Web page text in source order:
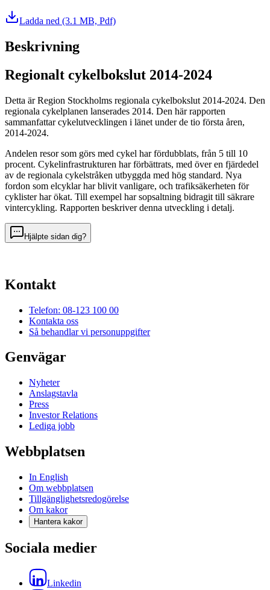
Ladda ned (3.1 MB, Pdf)
Beskrivning
Regionalt cykelbokslut 2014-2024
Detta är Region Stockholms regionala cykelbokslut 2014-2024. Den
regionala cykelplanen lanserades 2014. Den här rapporten
sammanfattar cykelutvecklingen i länet under de tio första åren,
2014-2024.
Andelen resor som görs med cykel har fördubblats, från 5 till 10
procent. Cykelinfrastrukturen har förbättrats, med över en fjärdedel
av de regionala cykelstråken utbyggda med hög standard. Nya
fordon som elcyklar har blivit vanligare, och trafiksäkerheten för
cyklister har ökat. Till exempel har sopsaltning bidragit till säkrare
vintercykling. Rapporten beskriver denna utveckling i detalj.
Hjälpte sidan dig?
Kontakt
Telefon: 08-123 100 00
Kontakta oss
Så behandlar vi personuppgifter
Genvägar
Nyheter
Anslagstavla
Press
Investor Relations
Lediga jobb
Webbplatsen
In English
Om webbplatsen
Tillgänglighetsredogörelse
Om kakor
Hantera kakor
Sociala medier
Linkedin